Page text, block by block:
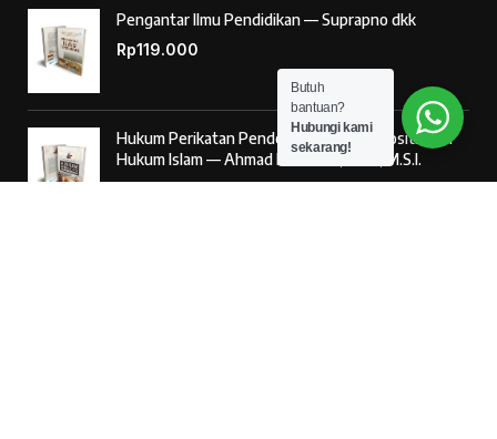
Pengantar Ilmu Pendidikan — Suprapno dkk
Rp119.000
Hukum Perikatan Pendekatan Hukum Positif dan
Hukum Islam — Ahmad Musadad, S.H.I., M.S.I.
Butuh
bantuan?
Hubungi kami
sekarang!